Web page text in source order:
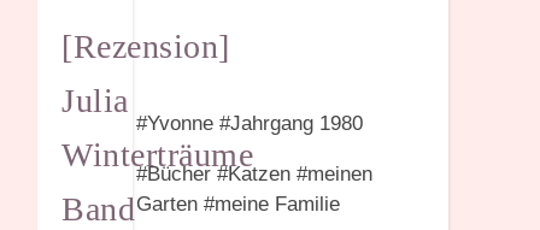
[Rezension]
Julia
Winterträume
Band
#Yvonne #Jahrgang 1980
#Bücher #Katzen #meinen
Garten #meine Familie